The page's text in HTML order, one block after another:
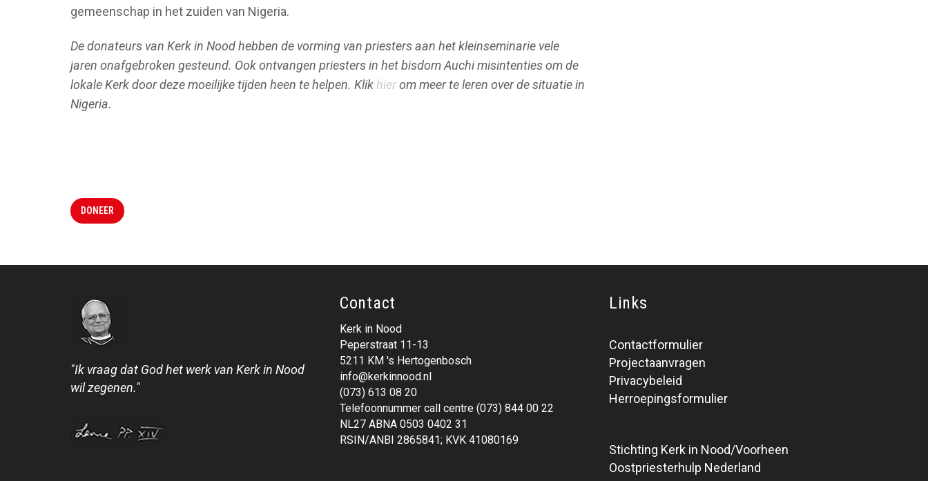
gemeenschap in het zuiden van Nigeria.
De donateurs van Kerk in Nood hebben de vorming van priesters aan het kleinseminarie vele
jaren onafgebroken gesteund. Ook ontvangen priesters in het bisdom Auchi misintenties om de
lokale Kerk door deze moeilijke tijden heen te helpen. Klikhierom meer te leren over de situatie in
Nigeria.
DONEER
"Ik vraag dat God het werk van Kerk in Nood
wil zegenen."
Contact
Kerk in Nood
Peperstraat 11-13
5211 KM 's Hertogenbosch
info@kerkinnood.nl
(073) 613 08 20
Telefoonnummer call centre (073) 844 00 22
NL27 ABNA 0503 0402 31
RSIN/ANBI 2865841; KVK 41080169
Links
Contactformulier
Projectaanvragen
Privacybeleid
Herroepingsformulier
Stichting Kerk in Nood/Voorheen
Oostpriesterhulp Nederland